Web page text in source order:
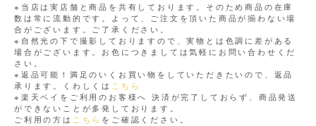
※当店は実店舗と商品を共有しております。そのため商品の在庫
数は常に流動的です。よって、ご注文を頂いた商品が揃わない場
合がございます。ご了承ください。
※自然光の下で撮影しておりますので、実物とは色調に差がある
場合がございます。お色につきましては気軽にお問い合わせくだ
さい。
※返品可能！満足のいくお買い物をしていただきたいので、返品
承ります。くわしくは こちら
※楽天ペイをご利用のお客様へ 決済が完了しておらず、商品発送
ができないことが多発しております。
ご利用の方は こちら をご確認ください。